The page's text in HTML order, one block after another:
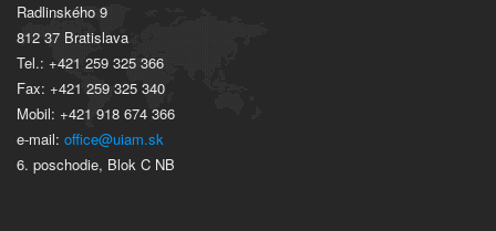
Radlinského 9
812 37 Bratislava
Tel.: +421 259 325 366
Fax: +421 259 325 340
Mobil: +421 918 674 366
e-mail: office@uiam.sk
6. poschodie, Blok C NB